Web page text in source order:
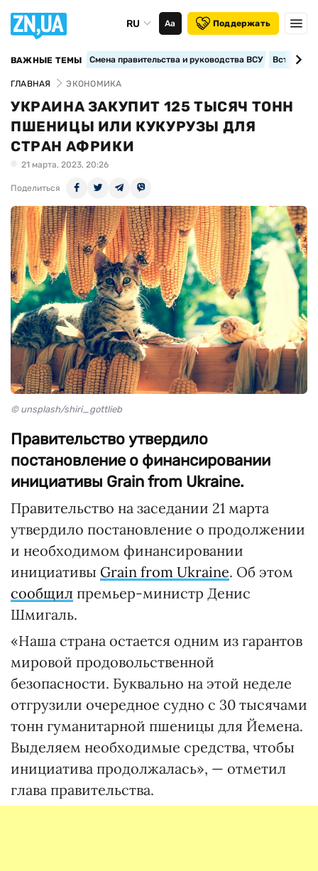
RU Аа Поддержать
ВАЖНЫЕ ТЕМЫ Смена правительства и руководства ВСУ
ГЛАВНАЯ ЭКОНОМИКА
УКРАИНА ЗАКУПИТ 125 ТЫСЯЧ ТОНН
ПШЕНИЦЫ ИЛИ КУКУРУЗЫ ДЛЯ
СТРАН АФРИКИ
21 марта, 2023, 20:26
Поделиться
© unsplash/shiri_gottlieb
Правительство утвердило
постановление о финансировании
инициативы Grain from Ukraine.
Правительство на заседании 21 марта
утвердило постановление о продолжении
и необходимом финансировании
инициативы Grain from Ukraine. Об этом
сообщил премьер-министр Денис
Шмигаль.
«Наша страна остается одним из гарантов
мировой продовольственной
безопасности. Буквально на этой неделе
отгрузили очередное судно с 30 тысячами
тонн гуманитарной пшеницы для Йемена.
Выделяем необходимые средства, чтобы
инициатива продолжалась», — отметил
глава правительства.